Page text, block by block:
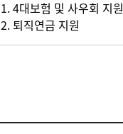
1. 4대보험 및 사우회 지원
2. 퇴직연금 지원